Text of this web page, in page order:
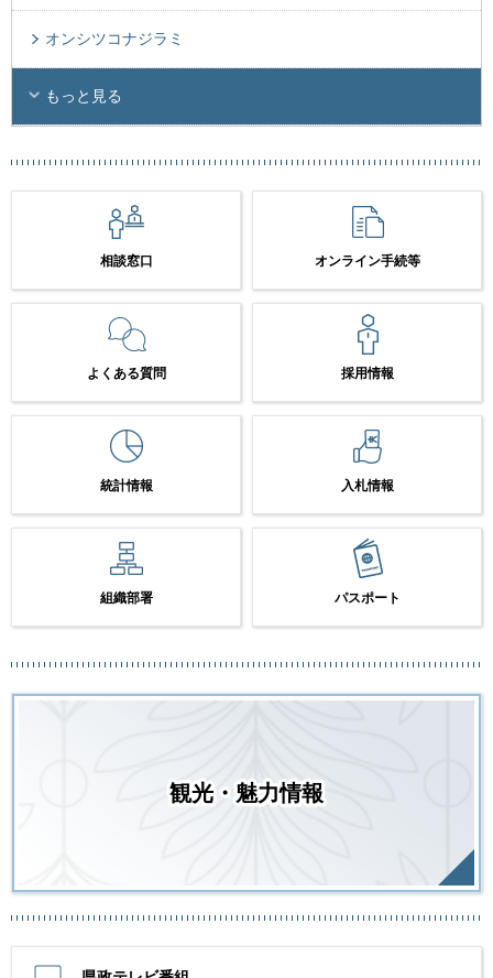
オンシツコナジラミ
もっと見る
相談窓口 オンライン手続等
よくある質問 採用情報
統計情報 入札情報
組織部署 パスポート
観光・魅力情報